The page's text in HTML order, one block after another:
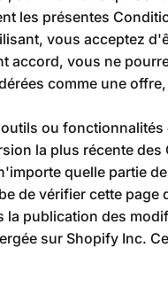
les présentes
vous acceptez
accord, vous ne
comme une
ou
la plus récente
quelle partie
de vérifier cette
la publication des
sur Shopify Inc.